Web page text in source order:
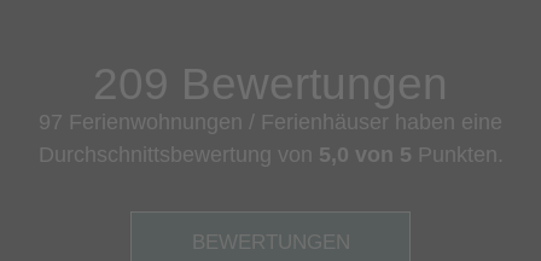
209 Bewertungen
97 Ferienwohnungen / Ferienhäuser haben eine
Durchschnittsbewertung von 5,0 von 5 Punkten.
BEWERTUNGEN